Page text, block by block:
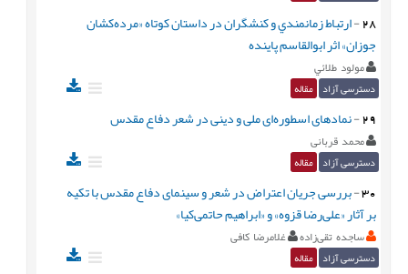
28
-ارتباط زمانمندي و کنشگران در داستان کوتاه «مرده‌کشان
جوزان» اثر ابوالقاسم پاينده
مولود طلائي
دسترسی آزاد مقاله
29
-نمادهای اسطوره‌ای ملی و دینی در شعر دفاع مقدس
محمد قربانی
دسترسی آزاد مقاله
30
-بررسی جریان اعتراض در شعر و سینمای دفاع مقدس با تکیه
بر آثار «علی‌رضا قزوه» و «ابراهیم حاتمی‌کیا»
ساجده تقی‌زاده غلامرضا کافی
دسترسی آزاد مقاله